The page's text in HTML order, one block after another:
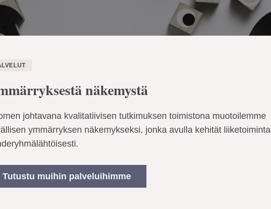
näkemystä
johtavana kvalitatiivisen tutkimuksen toimistona muotoilemme
ymmärryksen näkemykseksi, jonka avulla kehität
Tutustu muihin palveluihimme